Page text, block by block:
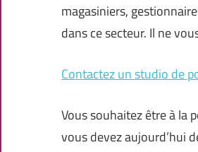
magasiniers,
dans ce secteur. Il ne
Contactez un studio de
Vous souhaitez être à la
vous devez aujourd’hui